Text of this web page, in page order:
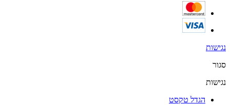
נגישות
סגור
נגישות
הגדל טקסט